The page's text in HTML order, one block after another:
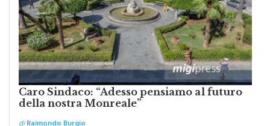
Caro Sindaco: “Adesso pensiamo al futuro
della nostra Monreale”